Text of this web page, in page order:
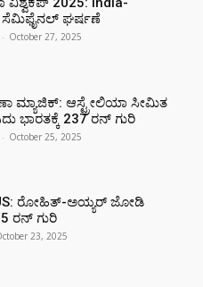
ಸೆಮಿಫೈನಲ್ ಘರ್ಷಣೆ
- October 27, 2025
ಮ್ಯಾಜಿಕ್: ಆಸ್ಟ್ರೇಲಿಯಾ ಸೀಮಿತ
ಭಾರತಕ್ಕೆ 237 ರನ್ ಗುರಿ
- October 25, 2025
ರೋಹಿತ್-ಅಯ್ಯರ್ ಜೋಡಿ
ರನ್ ಗುರಿ
23, 2025